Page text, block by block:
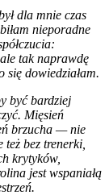
dla mnie czas
nieporadne
tak naprawdę
się dowiedziałam.
być bardziej
Mięsień
brzucha — nie
bez trenerki,
krytyków,
jest wspaniałą